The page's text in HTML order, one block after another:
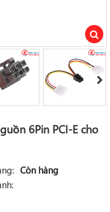
6Pin PCI-E cho
Còn hàng